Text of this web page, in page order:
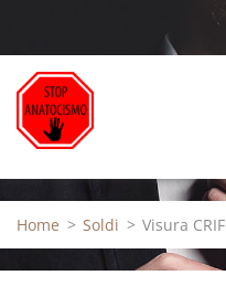
Home > Soldi > Visura CRIF